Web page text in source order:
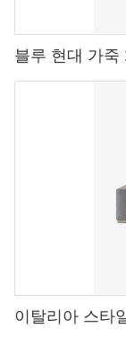
블루 현대 가죽
이탈리아 스타